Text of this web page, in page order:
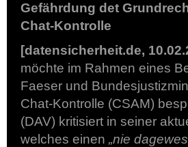
Gefährdung det
Chat-Kontrolle
[datensicherheit.de,
möchte im Rahmen eines
Faeser und
Chat-Kontrolle (CSAM)
(DAV) kritisiert in seiner
welches einen „nie